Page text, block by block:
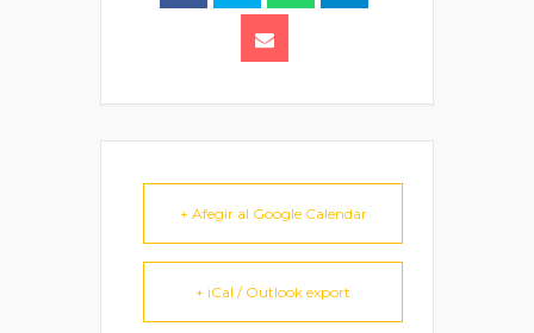
+ Afegir al Google Calendar
+ iCal / Outlook export